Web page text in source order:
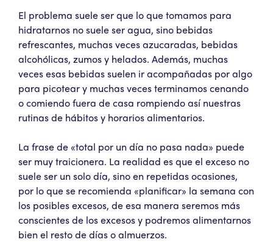
El problema suele ser que lo que tomamos para
hidratarnos no suele ser agua, sino bebidas
refrescantes, muchas veces azucaradas, bebidas
alcohólicas, zumos y helados. Además, muchas
veces esas bebidas suelen ir acompañadas por algo
para picotear y muchas veces terminamos cenando
o comiendo fuera de casa rompiendo así nuestras
rutinas de hábitos y horarios alimentarios.
La frase de «total por un día no pasa nada» puede
ser muy traicionera. La realidad es que el exceso no
suele ser un solo día, sino en repetidas ocasiones,
por lo que se recomienda «planificar» la semana con
los posibles excesos, de esa manera seremos más
conscientes de los excesos y podremos alimentarnos
bien el resto de días o almuerzos.